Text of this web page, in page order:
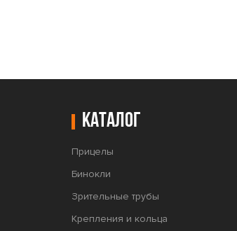
Каталог
Прицелы
Бинокли
Зрительные трубы
Крепления и кольца